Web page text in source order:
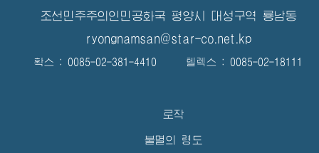
조선민주주의인민공화국 평양시 대성구역 룡남동
ryongnamsan@star-co.net.kp
확스 : 0085-02-381-4410 텔렉스 : 0085-02-18111
로작
불멸의 령도